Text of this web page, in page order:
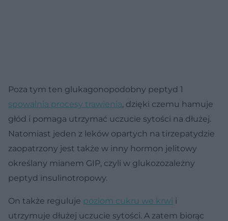
Poza tym ten glukagonopodobny peptyd 1
spowalnia procesy trawienia, dzięki czemu hamuje
głód i pomaga utrzymać uczucie sytości na dłużej.
Natomiast jeden z leków opartych na tirzepatydzie
zaopatrzony jest także w inny hormon jelitowy
określany mianem GIP, czyli w glukozozależny
peptyd insulinotropowy.
On także reguluje poziom cukru we krwi i
utrzymuje dłużej uczucie sytości. A zatem biorąc